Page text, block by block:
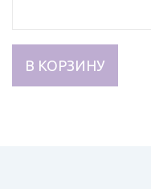
В КОРЗИНУ